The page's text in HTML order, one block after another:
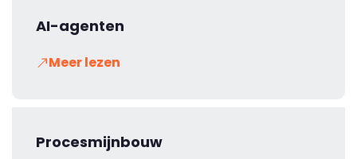
AI-agenten
Meer lezen
Procesmijnbouw